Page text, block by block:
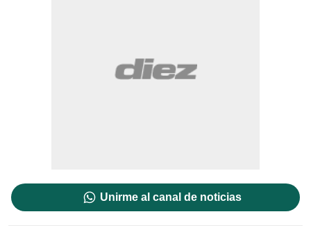
Unirme al canal de noticias